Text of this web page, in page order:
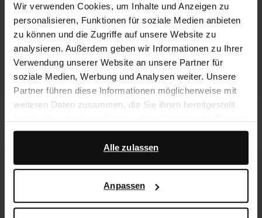
Wir verwenden Cookies, um Inhalte und Anzeigen zu
personalisieren, Funktionen für soziale Medien anbieten
zu können und die Zugriffe auf unsere Website zu
analysieren. Außerdem geben wir Informationen zu Ihrer
Verwendung unserer Website an unsere Partner für
soziale Medien, Werbung und Analysen weiter. Unsere
Partner führen diese Informationen möglicherweise mit
weiteren Daten zusammen, die Sie ihnen bereitgestellt
gesammelt haben.
Darüber hinaus arbeiten wir mit Google zu Werbe- und
darüber, wie Google Ihre personenbezogenen Daten
verwendet, finden Sie auf derSeite zur geschäftlichen
Alle zulassen
Anpassen
Schwarze Ledersandalen mit
Zebramuster
72.99
Gelbe Sandaletten aus Lackleder
113.99